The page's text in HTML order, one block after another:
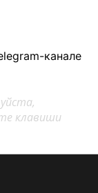
канале
клавиши